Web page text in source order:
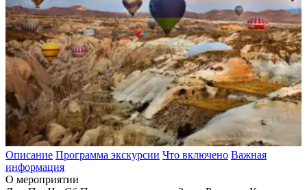
Описание Программа экскурсии Что включено Важная
информация
О мероприятии